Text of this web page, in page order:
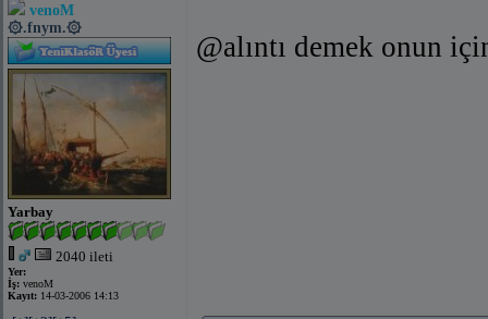
venoM
۞.fnym.۞
Yarbay
2040 ileti
Yer:
İş: venoM
Kayıt: 14-03-2006 14:13
@alıntı demek onun